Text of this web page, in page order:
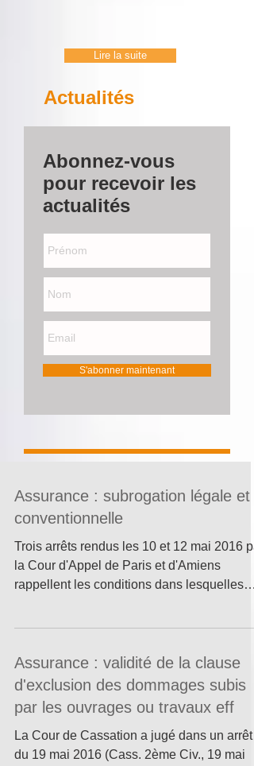
Lire la suite
Actualités
Abonnez-vous
pour recevoir les
actualités
S'abonner maintenant
Assurance : subrogation légale et
conventionnelle
Trois arrêts rendus les 10 et 12 mai 2016
la Cour d'Appel de Paris et d'Amiens
rappellent les conditions dans lesquelles
Assurance : validité de la clause
d'exclusion des dommages subis
par les ouvrages ou travaux eff
La Cour de Cassation a jugé dans un arrêt
du 19 mai 2016 (Cass. 2ème Civ., 19 mai